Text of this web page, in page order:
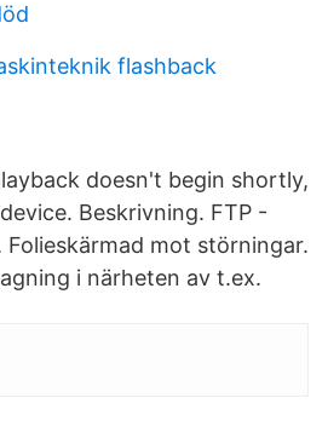
flashback
doesn't begin shortly,
Beskrivning. FTP -
Folieskärmad mot störningar.
i närheten av t.ex.